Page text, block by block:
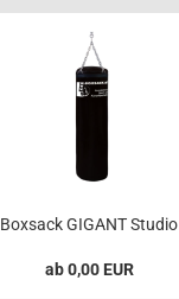
Boxsack GIGANT Studio
0,00 EUR